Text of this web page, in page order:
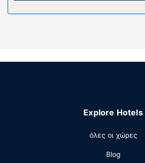
γυμναστήριο, ή χαρείτε τη θέα από
εστιατόρια που υπάρχουν σε αυτό το
(κατά τη διάρκεια συγκεκριμένων
Explore Hotels
όλες οι χώρες
Blog